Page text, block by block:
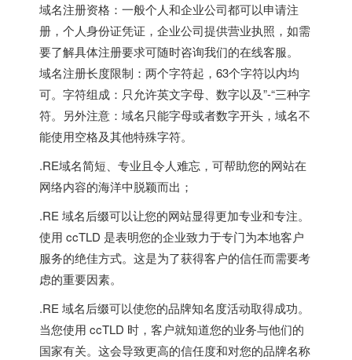
域名注册资格：一般个人和企业公司都可以申请注
册，个人身份证凭证，企业公司提供营业执照，如需
要了解具体注册要求可随时咨询我们的在线客服。
域名注册长度限制：两个字符起，63个字符以内均
可。字符组成：只允许英文字母、数字以及”-“三种字
符。另外注意：域名只能字母或者数字开头，域名不
能使用空格及其他特殊字符。
.RE域名简短、专业且令人难忘，可帮助您的网站在
网络内容的海洋中脱颖而出；
.RE 域名后缀可以让您的网站显得更加专业和专注。
使用 ccTLD 是表明您的企业致力于专门为本地客户
服务的绝佳方式。这是为了获得客户的信任而需要考
虑的重要因素。
.RE 域名后缀可以使您的品牌知名度活动取得成功。
当您使用 ccTLD 时，客户就知道您的业务与他们的
国家有关。这会导致更高的信任度和对您的品牌名称